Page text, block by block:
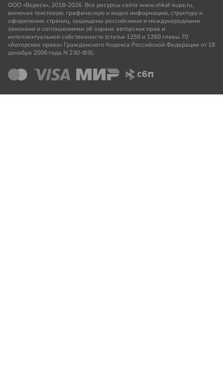
ООО «Вереск», 2018-2026. Все ресурсы сайта www.shkaf-kupe.ru,
включая текстовую, графическую и видео информацию, структуру и
оформление страниц, защищены российскими и международными
законами и соглашениями об охране авторских прав и
интеллектуальной собственности (статьи 1259 и 1260 главы 70
«Авторское право» Гражданского Кодекса Российской Федерации от 18
декабря 2006 года N 230-ФЗ).